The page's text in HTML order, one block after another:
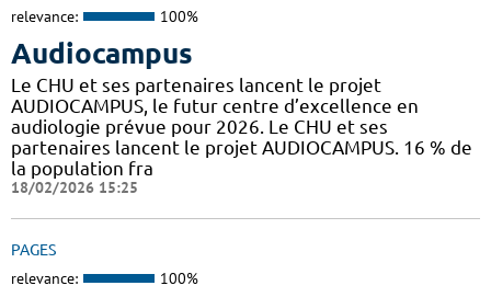
relevance: 100%
Audiocampus
Le CHU et ses partenaires lancent le projet
AUDIOCAMPUS, le futur centre d’excellence en
audiologie prévue pour 2026. Le CHU et ses
partenaires lancent le projet AUDIOCAMPUS. 16 % de
la population fra
18/02/2026 15:25
PAGES
relevance: 100%